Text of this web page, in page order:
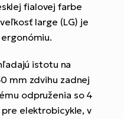
fialovej farbe
large (LG) je
istotu na
mm zdvihu zadnej
odpruženia so 4
elektrobicykle, v